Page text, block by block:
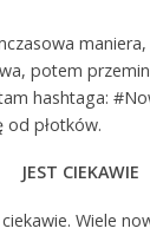
maniera,
potem
hashtaga:
od płotków.
JEST CIEKAWIE
Wiele